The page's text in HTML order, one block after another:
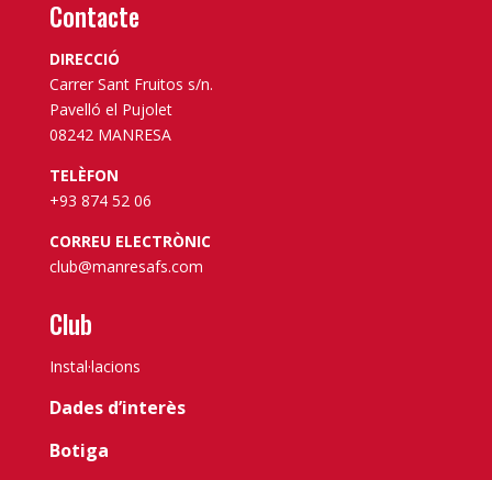
Contacte
DIRECCIÓ
Carrer Sant Fruitos s/n.
Pavelló el Pujolet
08242 MANRESA
TELÈFON
+93 874 52 06
CORREU ELECTRÒNIC
club@manresafs.com
Club
Instal·lacions
Dades d’interès
Botiga